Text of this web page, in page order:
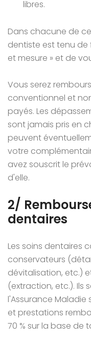
libres.
Dans chacune de
dentiste est tenu de
et mesure » et de
Vous serez
conventionnel et
payés. Les
sont jamais pris en
peuvent
votre
avez souscrit le
d'elle.
2/
dentaires
Les soins dentaires
conservateurs
dévitalisation, etc.)
(extraction, etc.). Ils
l'Assurance Maladie
et prestations
70 % sur la base de